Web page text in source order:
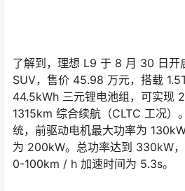
了解到，理想 L9 于 8 月 30 日开
SUV，售价 45.98 万元，搭载
44.5kWh 三元锂电池组，可实现
1315km 综合续航（CLTC 工况）
统，前驱动电机最大功率为
为 200kW。总功率达到 330kW
0-100km / h 加速时间为 5.3s。